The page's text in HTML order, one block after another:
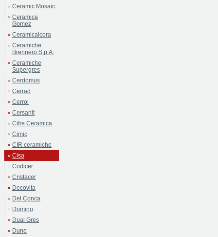
Ceramic Mosaic
Ceramica
Gomez
Ceramicalcora
Ceramiche
Brennero S.p.A.
Ceramiche
Supergres
Cerdomus
Cerrad
Cerrol
Cersanit
Cifre Ceramica
Cimic
CIR ceramiche
Cisa
Codicer
Cristacer
Decovita
Del Conca
Domino
Dual Gres
Dune